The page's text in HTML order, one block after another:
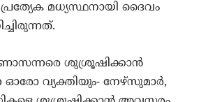
മധ്യസ്ഥനായി ദൈവം
ശുശ്രൂഷിക്കാന്‍
ഓരോ വ്യക്തിയും- നേഴ്‌സുമാര്‍,